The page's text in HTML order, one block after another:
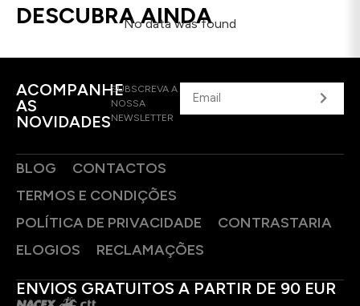
DESCUBRA AINDA
No data was found
ACOMPANHE
AS
NOVIDADES
SUBSCREVA A
NOSSA
NEWSLETTER
BLOG
CONTACTOS
TERMOS E CONDIÇÕES
POLÍTICA DE PRIVACIDADE
CONTRASTARIA
ELOGIOS
RECLAMAÇÕES
ENVIOS GRATUITOS A PARTIR DE 90 EUR